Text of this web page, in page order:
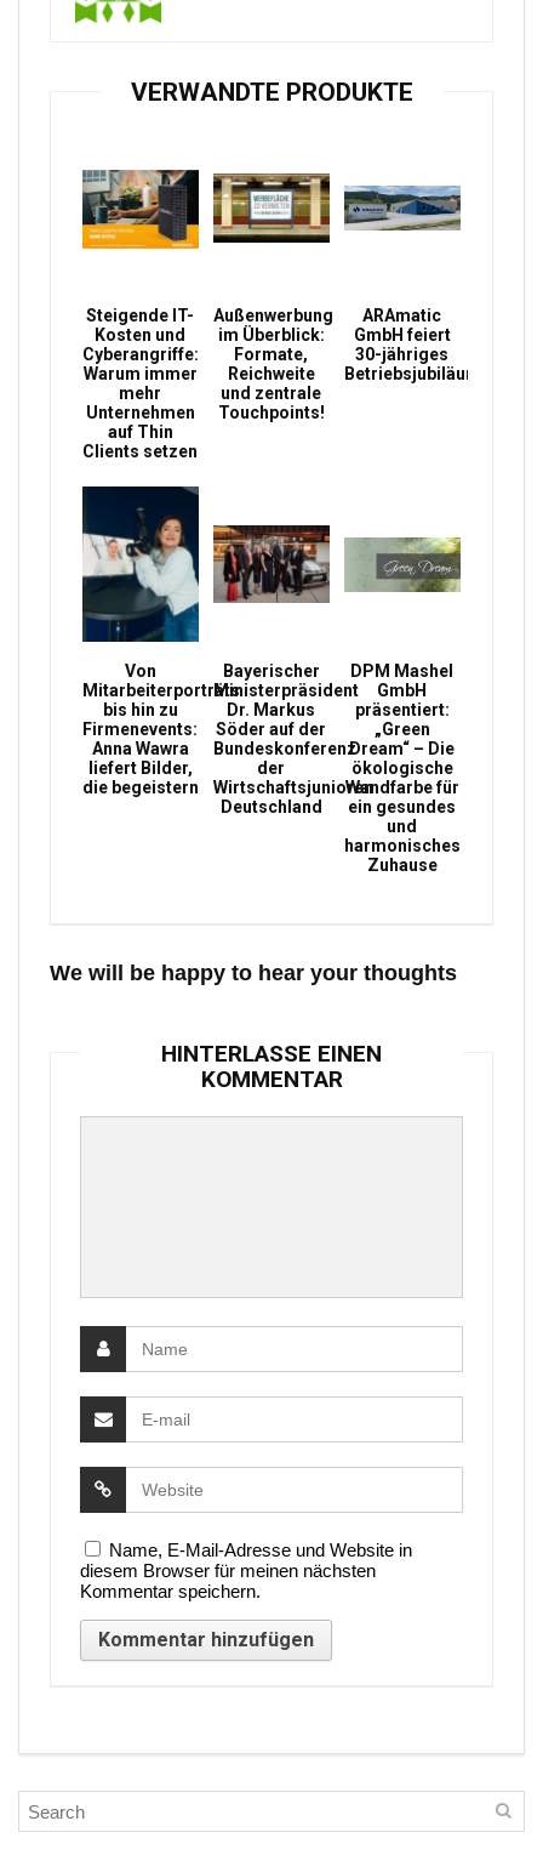
VERWANDTE PRODUKTE
Steigende IT-
Kosten und
Cyberangriffe:
Warum immer
mehr
Unternehmen
auf Thin
Clients setzen
Außenwerbung
im Überblick:
Formate,
Reichweite
und zentrale
Touchpoints!
ARAmatic
GmbH feiert
30-jähriges
Betriebsjubiläum
Von
Mitarbeiterporträts
bis hin zu
Firmenevents:
Anna Wawra
liefert Bilder,
die begeistern
Bayerischer
Ministerpräsident
Dr. Markus
Söder auf der
Bundeskonferenz
der
Wirtschaftsjunioren
Deutschland
DPM Mashel
GmbH
präsentiert:
„Green
Dream“ – Die
ökologische
Wandfarbe für
ein gesundes
und
harmonisches
Zuhause
We will be happy to hear your thoughts
HINTERLASSE EINEN
KOMMENTAR
Name, E-Mail-Adresse und Website in
diesem Browser für meinen nächsten
Kommentar speichern.